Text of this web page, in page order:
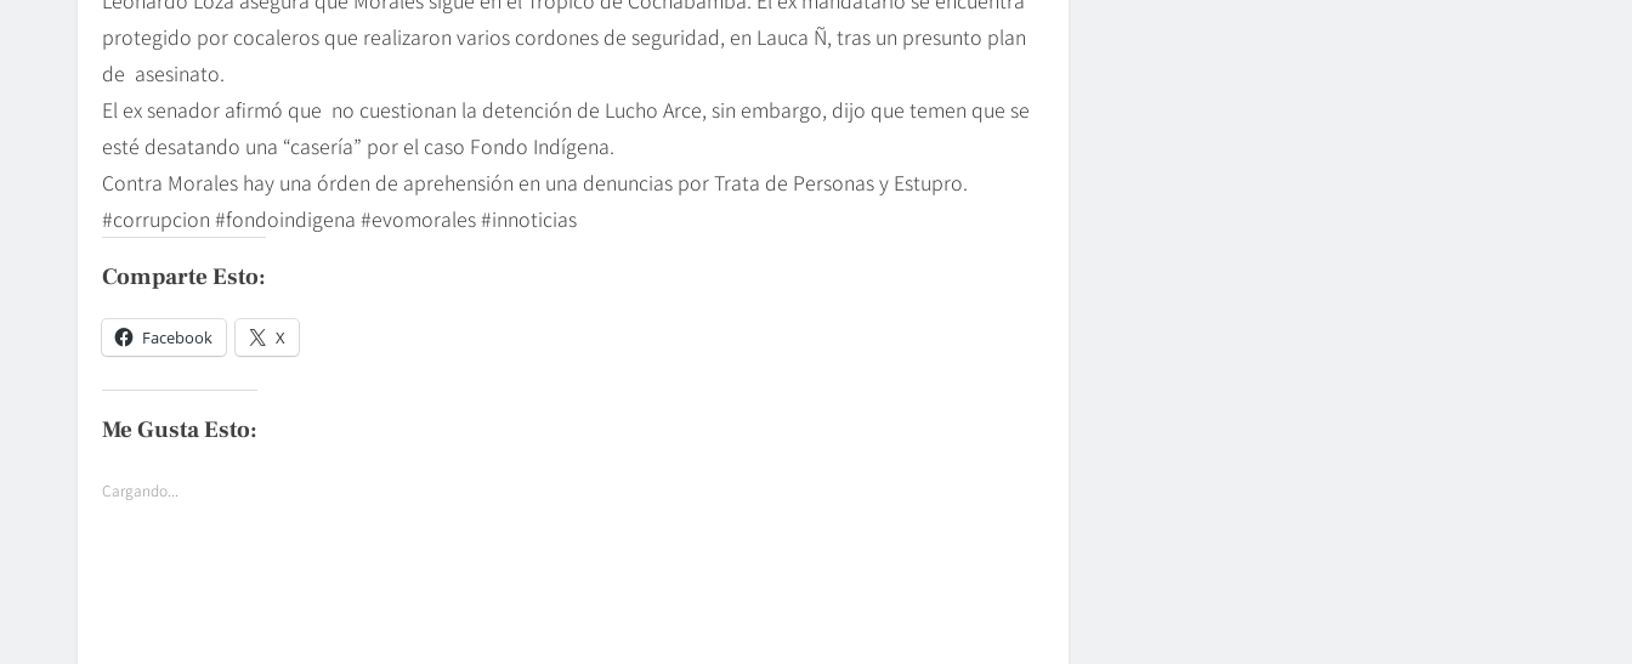
protegido por cocaleros que realizaron varios cordones de seguridad, en Lauca Ñ, tras un presunto plan
de asesinato.
El ex senador afirmó que no cuestionan la detención de Lucho Arce, sin embargo, dijo que temen que se
esté desatando una “casería” por el caso Fondo Indígena.
Contra Morales hay una órden de aprehensión en una denuncias por Trata de Personas y Estupro.
#corrupcion #fondoindigena #evomorales #innoticias
Comparte Esto:
Facebook X
Me Gusta Esto:
Cargando...